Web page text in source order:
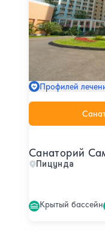
Санаторий
Пицунда
Крытый бассейн
Профилей